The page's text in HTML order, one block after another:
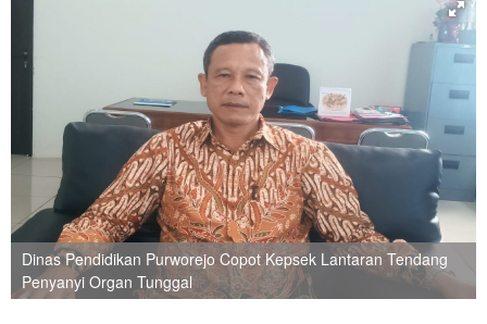
Dinas Pendidikan Purworejo Copot Kepsek Lantaran Tendang
Penyanyi Organ Tunggal